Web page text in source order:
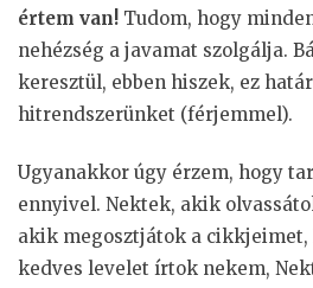
értem van! Tudom, hogy
nehézség a javamat szolgálja.
keresztül, ebben hiszek, ez
hitrendszerünket (férjemmel).
Ugyanakkor úgy érzem, hogy
ennyivel. Nektek, akik
akik megosztjátok a
kedves levelet írtok nekem,